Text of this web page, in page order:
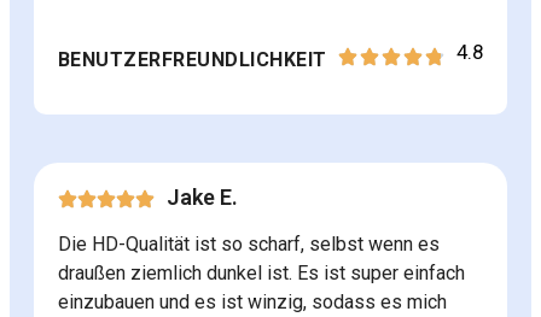
BENUTZERFREUNDLICHKEIT 4.8
Jake E.
Die HD-Qualität ist so scharf, selbst wenn es
draußen ziemlich dunkel ist. Es ist super einfach
einzubauen und es ist winzig, sodass es mich